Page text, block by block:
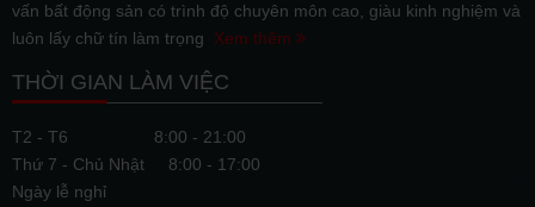
vấn bất động sản có trình độ chuyên môn cao, giàu kinh nghiệm và
luôn lấy chữ tín làm trọng Xem thêm
THỜI GIAN LÀM VIỆC
T2 - T6
8:00 - 21:00
Thứ 7 - Chủ Nhật
8:00 - 17:00
Ngày lễ nghỉ